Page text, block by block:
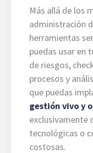
Más allá de los
administración
herramientas
puedas usar en
de riesgos,
procesos y
que puedas
gestión vivo y
exclusivamente
tecnológicas o
costosas.